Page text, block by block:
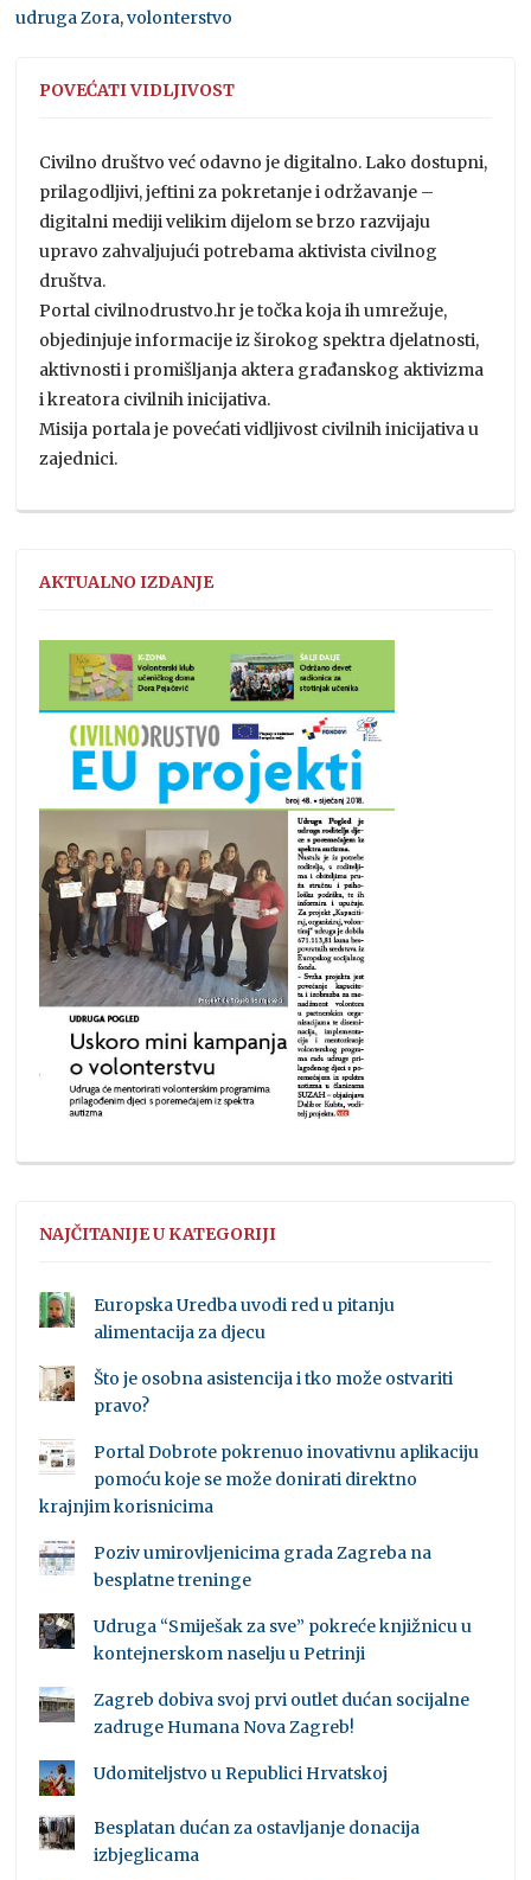
udruga Zora,volonterstvo
POVEĆATI VIDLJIVOST
Civilno društvo već odavno je digitalno. Lako dostupni,
prilagodljivi, jeftini za pokretanje i održavanje –
digitalni mediji velikim dijelom se brzo razvijaju
upravo zahvaljujući potrebama aktivista civilnog
društva.
Portal civilnodrustvo.hr je točka koja ih umrežuje,
objedinjuje informacije iz širokog spektra djelatnosti,
aktivnosti i promišljanja aktera građanskog aktivizma
i kreatora civilnih inicijativa.
Misija portala je povećati vidljivost civilnih inicijativa u
zajednici.
AKTUALNO IZDANJE
NAJČITANIJE U KATEGORIJI
Europska Uredba uvodi red u pitanju
alimentacija za djecu
Što je osobna asistencija i tko može ostvariti
pravo?
Portal Dobrote pokrenuo inovativnu aplikaciju
pomoću koje se može donirati direktno
krajnjim korisnicima
Poziv umirovljenicima grada Zagreba na
besplatne treninge
Udruga “Smiješak za sve” pokreće knjižnicu u
kontejnerskom naselju u Petrinji
Zagreb dobiva svoj prvi outlet dućan socijalne
zadruge Humana Nova Zagreb!
Udomiteljstvo u Republici Hrvatskoj
Besplatan dućan za ostavljanje donacija
izbjeglicama